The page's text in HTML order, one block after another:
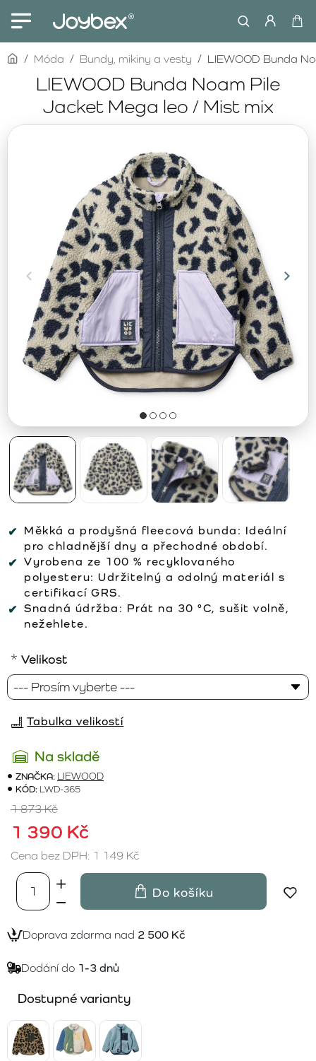
LIEWOOD Bunda Noam Pile
Jacket Mega leo / Mist mix
homeMóda Bundy, mikiny a vesty LIEWOOD Bunda
Měkká a prodyšná fleecová bunda: Ideální
pro chladnější dny a přechodné období.
Vyrobena ze 100 % recyklovaného
polyesteru: Udržitelný a odolný materiál s
certifikací GRS.
Snadná údržba: Prát na 30 °C, sušit volně,
nežehlete.
Na skladě
ZNAČKA: LIEWOOD
KÓD: LWD-365
1 390 Kč
1 873 Kč
Cena bez DPH: 1 149 Kč
Velikost
Do košíku
Tabulka velikostí
Doprava zdarma nad 2 500 Kč
Dodání do 1-3 dnů
Dostupné varianty